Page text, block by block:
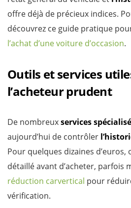
offre déjà de précieux indices.
découvrez ce guide pratique
l’achat d’une voiture d’occasion.
Outils et services
l’acheteur prudent
De nombreuxservices
aujourd’hui de contrôler
Pour quelques dizaines
détaillé avant d’acheter, parfois
réduction carvertical pour
vérification.